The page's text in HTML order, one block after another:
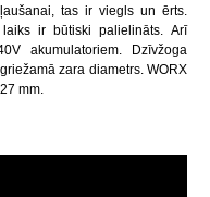
tas ir viegls un ērts.
ir būtiski palielināts. Arī
akumulatoriem. Dzīvžoga
zara diametrs. WORX
mm.